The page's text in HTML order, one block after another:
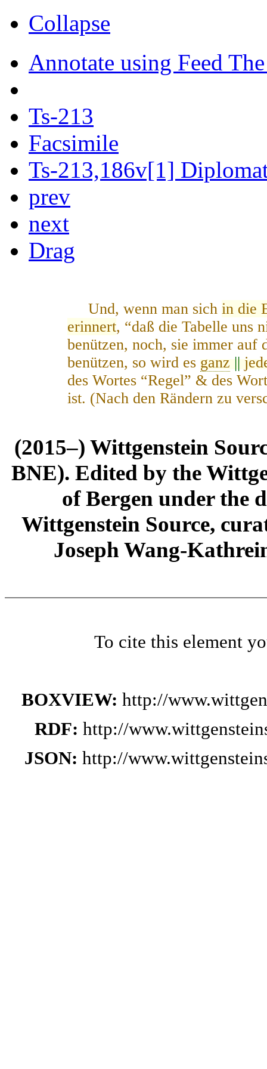
Collapse
Annotate using Feed
Ts-213
Facsimile
Ts-213,186v[1]
prev
next
Drag
Und, wenn man sich in die
erinnert, “daß die Tabelle uns
benützen, noch, sie immer auf
benützen, so wird es ganz||
des Wortes “Regel” & des
ist. (Nach den Rändern zu
(2015–) Wittgenstein
BNE). Edited by the
of Bergen under the
Wittgenstein Source,
Joseph Wang-
To cite this element
BOXVIEW: http://
RDF: http://
JSON: http://